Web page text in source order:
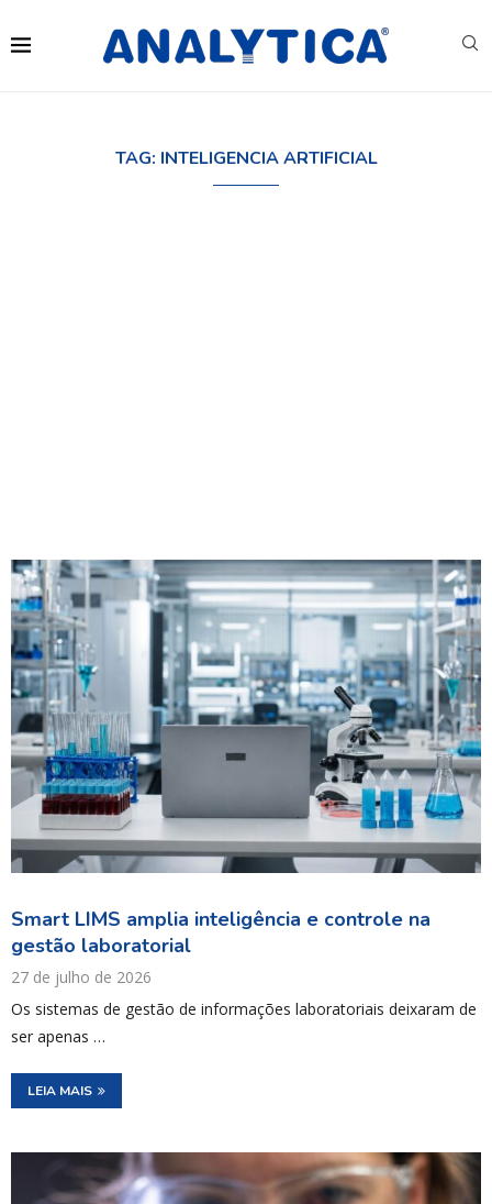
TAG: INTELIGENCIA ARTIFICIAL
Smart LIMS amplia inteligência e controle na
gestão laboratorial
27 de julho de 2026
Os sistemas de gestão de informações laboratoriais deixaram de
ser apenas …
LEIA MAIS